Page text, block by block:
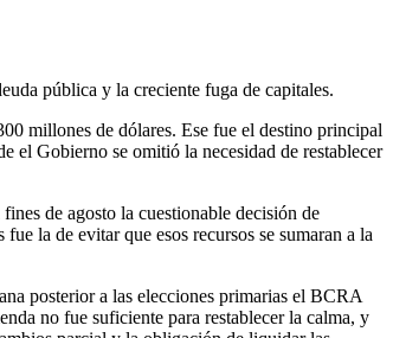
pública y la creciente fuga de capitales.
millones de dólares. Ese fue el destino principal
el Gobierno se omitió la necesidad de restablecer
de agosto la cuestionable decisión de
la de evitar que esos recursos se sumaran a la
posterior a las elecciones primarias el BCRA
no fue suficiente para restablecer la calma, y